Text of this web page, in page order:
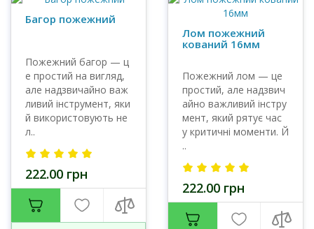
Багор пожежний
Пожежний багор — ц
е простий на вигляд,
але надзвичайно важ
ливий інструмент, яки
й використовують не
л..
222.00 грн
Лом пожежний
кований 16мм
Пожежний лом — це
простий, але надзвич
айно важливий інстру
мент, який рятує час
у критичні моменти. Й
..
222.00 грн